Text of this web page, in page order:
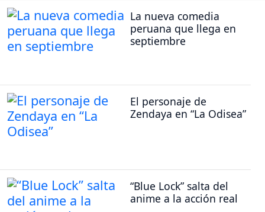
La nueva comedia
peruana que llega en
septiembre
El personaje de
Zendaya en “La Odisea”
“Blue Lock” salta del
anime a la acción real